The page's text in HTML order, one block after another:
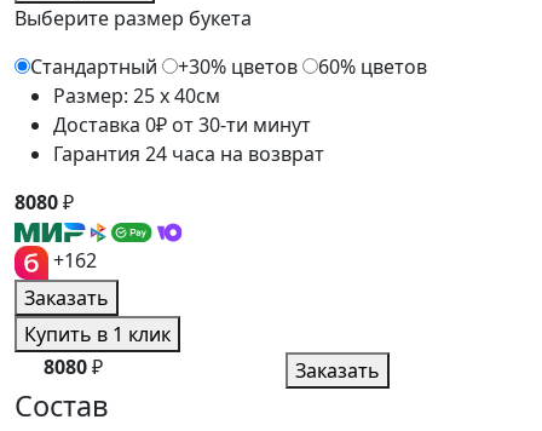
Выберите размер букета
Стандартный
+30% цветов
60% цветов
Размер: 25 x 40см
Доставка 0₽ от 30-ти минут
Гарантия 24 часа на возврат
8080₽
+162
Заказать
Купить в 1 клик
8080₽ Заказать
Состав